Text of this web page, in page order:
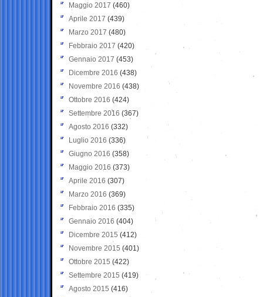
Maggio 2017 (460)
Aprile 2017 (439)
Marzo 2017 (480)
Febbraio 2017 (420)
Gennaio 2017 (453)
Dicembre 2016 (438)
Novembre 2016 (438)
Ottobre 2016 (424)
Settembre 2016 (367)
Agosto 2016 (332)
Luglio 2016 (336)
Giugno 2016 (358)
Maggio 2016 (373)
Aprile 2016 (307)
Marzo 2016 (369)
Febbraio 2016 (335)
Gennaio 2016 (404)
Dicembre 2015 (412)
Novembre 2015 (401)
Ottobre 2015 (422)
Settembre 2015 (419)
Agosto 2015 (416)